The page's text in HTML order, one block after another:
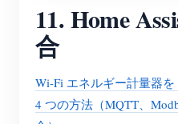
11. Home
合
Wi-Fi エネルギー計量器を
4 つの方法（MQTT、